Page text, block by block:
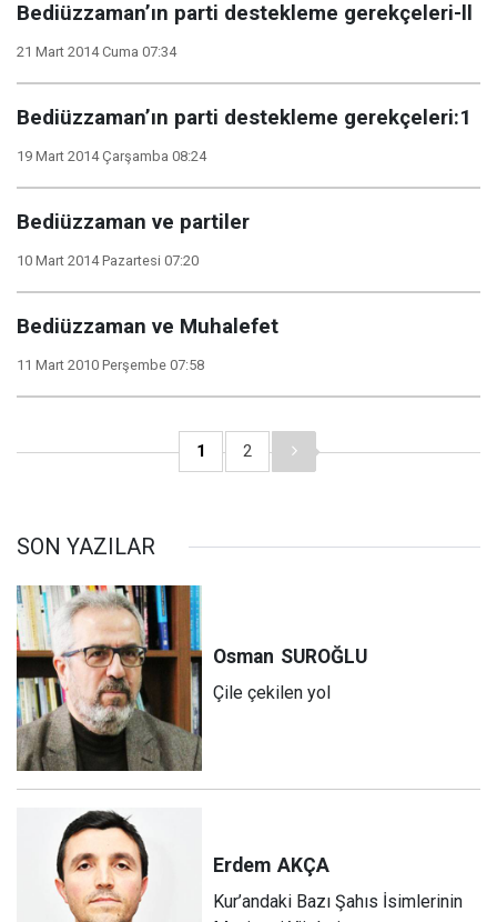
Bediüzzaman’ın parti destekleme gerekçeleri-ll
21 Mart 2014 Cuma 07:34
Bediüzzaman’ın parti destekleme gerekçeleri:1
19 Mart 2014 Çarşamba 08:24
Bediüzzaman ve partiler
10 Mart 2014 Pazartesi 07:20
Bediüzzaman ve Muhalefet
11 Mart 2010 Perşembe 07:58
1 2
SON YAZILAR
Osman SUROĞLU
Çile çekilen yol
Erdem AKÇA
Kur’andaki Bazı Şahıs İsimlerinin